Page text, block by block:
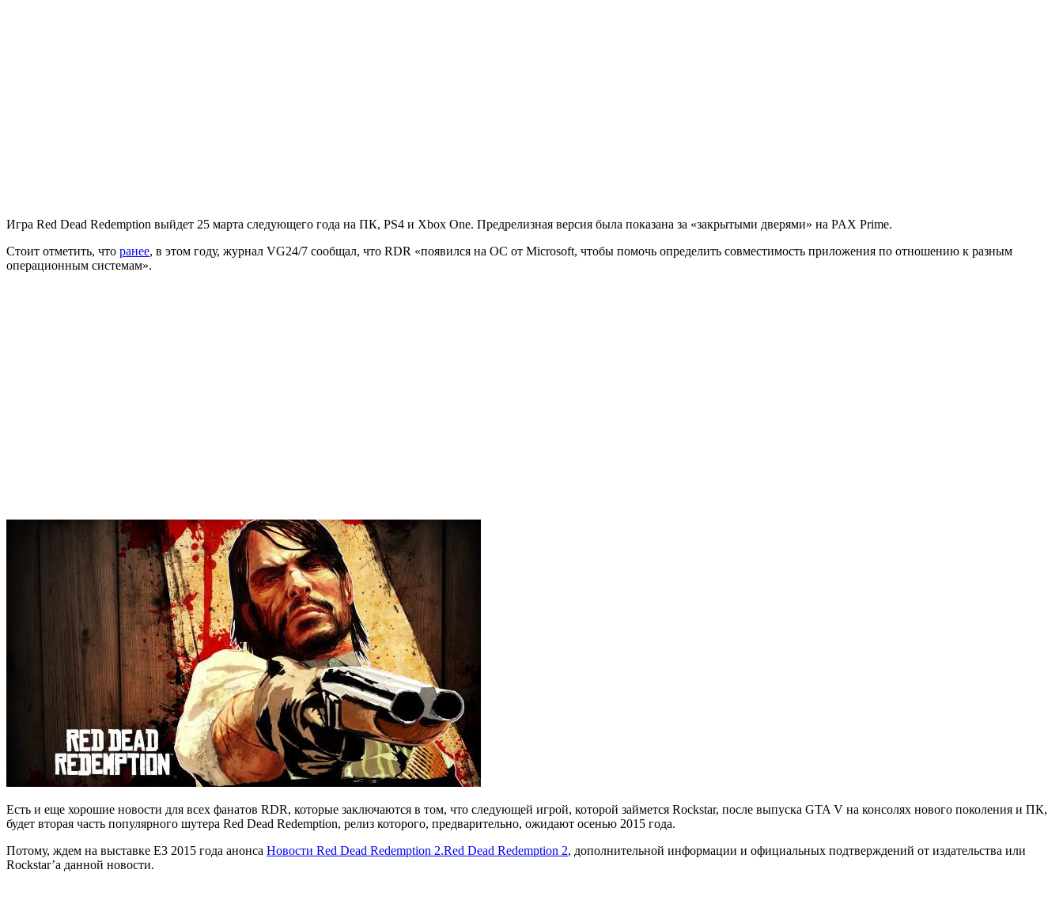
Игра Red Dead Redemption выйдет 25 марта следующего года на ПК, PS4 и Xbox One. Предрелизная версия была показана за «закрытыми дверями» на PAX Prime.
Стоит отметить, что ранее, в этом году, журнал VG24/7 сообщал, что RDR «появился на ОС от Microsoft, чтобы помочь определить совместимость приложения по отношению к разным
операционным системам».
Есть и еще хорошие новости для всех фанатов RDR, которые заключаются в том, что следующей игрой, которой займется Rockstar, после выпуска GTA V на консолях нового поколения и ПК,
будет вторая часть популярного шутера Red Dead Redemption, релиз которого, предварительно, ожидают осенью 2015 года.
Потому, ждем на выставке E3 2015 года анонса Новости Red Dead Redemption 2.Red Dead Redemption 2, дополнительной информации и официальных подтверждений от издательства или
Rockstar’а данной новости.